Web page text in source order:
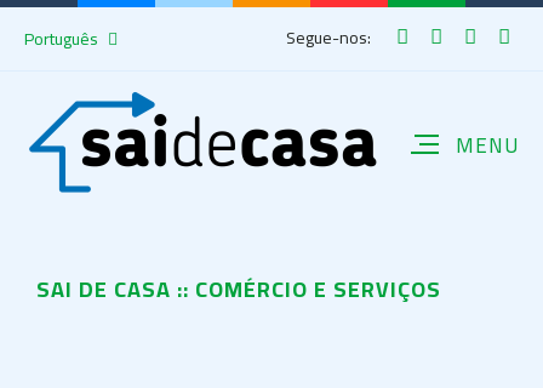
Português Segue-nos:
SAI DE CASA :: COMÉRCIO E SERVIÇOS